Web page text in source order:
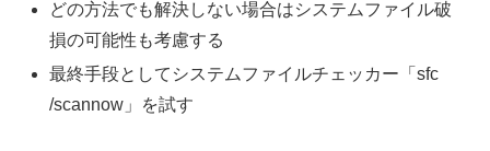
どの方法でも解決しない場合はシステムファイル破
損の可能性も考慮する
最終手段としてシステムファイルチェッカー「sfc
/scannow」を試す